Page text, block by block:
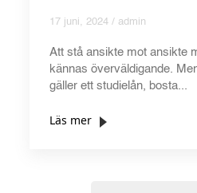
17 juni, 2024 / admin
Att stå ansikte mot ansikte
kännas överväldigande.
gäller ett studielån, bosta...
Läs mer